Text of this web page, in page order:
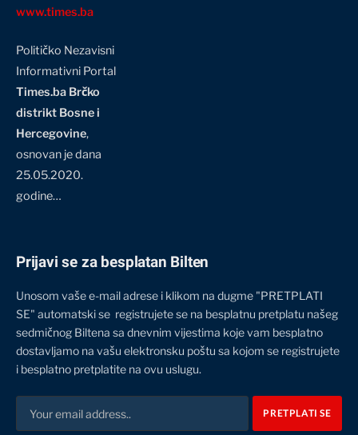
www.times.ba
Političko Nezavisni
Informativni Portal
Times.ba Brčko
distrikt Bosne i
Hercegovine,
osnovan je dana
25.05.2020.
godine…
Prijavi se za besplatan Bilten
Unosom vaše e-mail adrese i klikom na dugme "PRETPLATI
SE" automatski se registrujete se na besplatnu pretplatu našeg
sedmičnog Biltena sa dnevnim vijestima koje vam besplatno
dostavljamo na vašu elektronsku poštu sa kojom se registrujete
i besplatno pretplatite na ovu uslugu.